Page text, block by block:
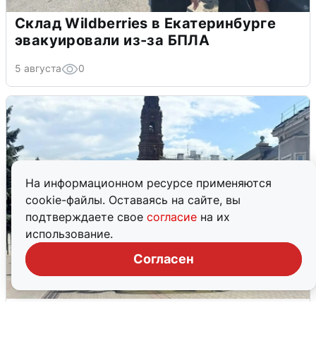
На информационном ресурсе применяются
cookie-файлы. Оставаясь на сайте, вы
подтверждаете свое согласие на их
использование.
Согласен
Склад Wildberries в Екатеринбурге
эвакуировали из-за БПЛА
5 августа 0